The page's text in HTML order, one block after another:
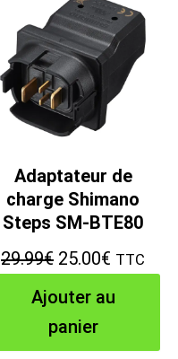
Adaptateur de
charge Shimano
Steps SM-BTE80
29.99€ Le
prix
initial
était :
25.00€ Le
est :
TTC
Ajouter au
panier